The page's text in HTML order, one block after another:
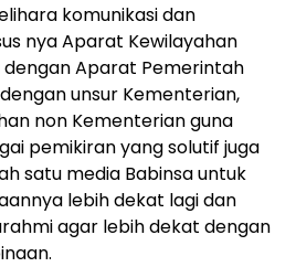
komunikasi dan
nya Aparat Kewilayahan
dengan Aparat Pemerintah
unsur Kementerian,
non Kementerian guna
pemikiran yang solutif juga
satu media Babinsa untuk
lebih dekat lagi dan
agar lebih dekat dengan